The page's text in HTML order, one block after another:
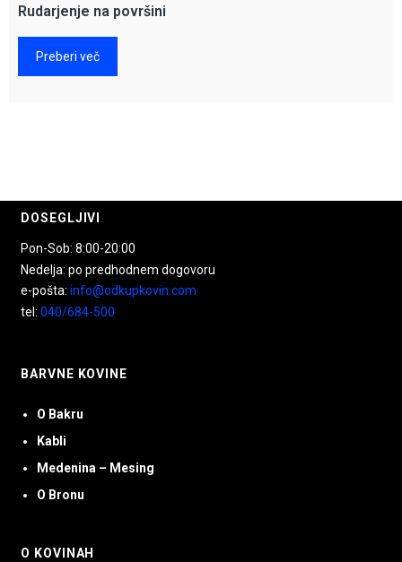
Rudarjenje na površini
Preberi več
DOSEGLJIVI
Pon-Sob: 8:00-20:00
Nedelja: po predhodnem dogovoru
e-pošta:info@odkupkovin.com
tel:040/684-500
BARVNE KOVINE
O Bakru
Kabli
Medenina – Mesing
O Bronu
O KOVINAH